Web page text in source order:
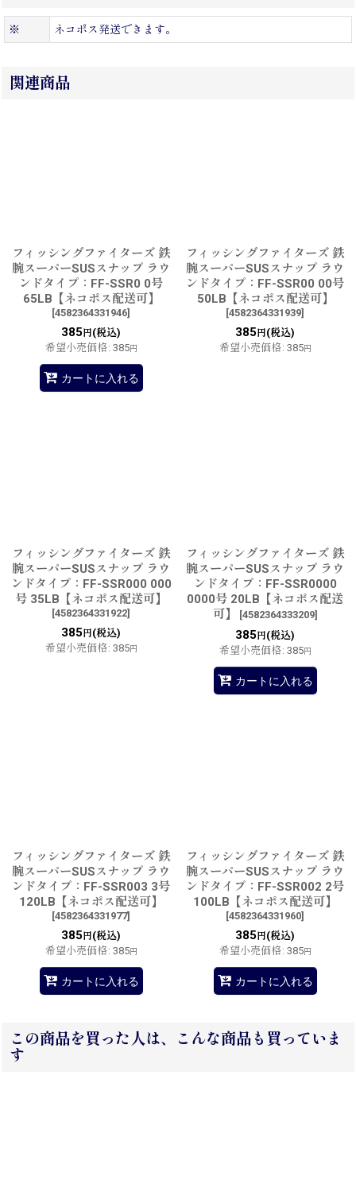
※ ネコポス発送できます。
関連商品
フィッシングファイターズ 鉄
腕スーパーSUSスナップ ラウ
ンドタイプ：FF-SSR0 0号
65LB【ネコポス配送可】
[4582364331946]
385 円(税込)
希望小売価格: 385円
カートに入れる
フィッシングファイターズ 鉄
腕スーパーSUSスナップ ラウ
ンドタイプ：FF-SSR00 00号
50LB【ネコポス配送可】
[4582364331939]
385 円(税込)
希望小売価格: 385円
フィッシングファイターズ 鉄
腕スーパーSUSスナップ ラウ
ンドタイプ：FF-SSR000 000
号 35LB【ネコポス配送可】
[4582364331922]
385 円(税込)
希望小売価格: 385円
フィッシングファイターズ 鉄
腕スーパーSUSスナップ ラウ
ンドタイプ：FF-SSR0000
0000号 20LB【ネコポス配送
可】
[4582364333209]
385 円(税込)
希望小売価格: 385円
カートに入れる
フィッシングファイターズ 鉄
腕スーパーSUSスナップ ラウ
ンドタイプ：FF-SSR003 3号
120LB【ネコポス配送可】
[4582364331977]
385 円(税込)
希望小売価格: 385円
カートに入れる
フィッシングファイターズ 鉄
腕スーパーSUSスナップ ラウ
ンドタイプ：FF-SSR002 2号
100LB【ネコポス配送可】
[4582364331960]
385 円(税込)
希望小売価格: 385円
カートに入れる
この商品を買った人は、こんな商品も買っていま
す